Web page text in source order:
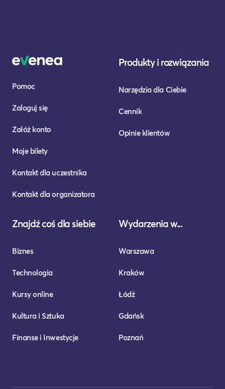
Pomoc
Zaloguj się
Załóż konto
Moje bilety
Kontakt dla uczestnika
Kontakt dla organizatora
Produkty i rozwiązania
Narzędzia dla Ciebie
Cennik
Opinie klientów
Znajdź coś dla siebie
Biznes
Technologia
Kursy online
Kultura i Sztuka
Finanse i Inwestycje
Wydarzenia w...
Warszawa
Kraków
Łódź
Gdańsk
Poznań